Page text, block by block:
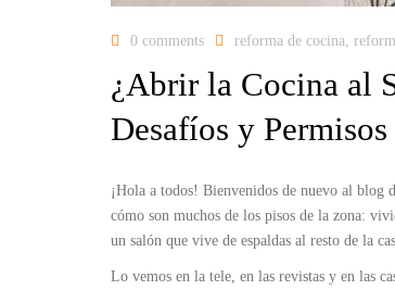
0 comments reforma de cocina
¿Abrir la Cocina al
Desafíos y
¡Hola a todos! Bienvenidos de nuevo al blog
cómo son muchos de los pisos de la zona:
un salón que vive de espaldas al resto de la
Lo vemos en la tele, en las revistas y en las